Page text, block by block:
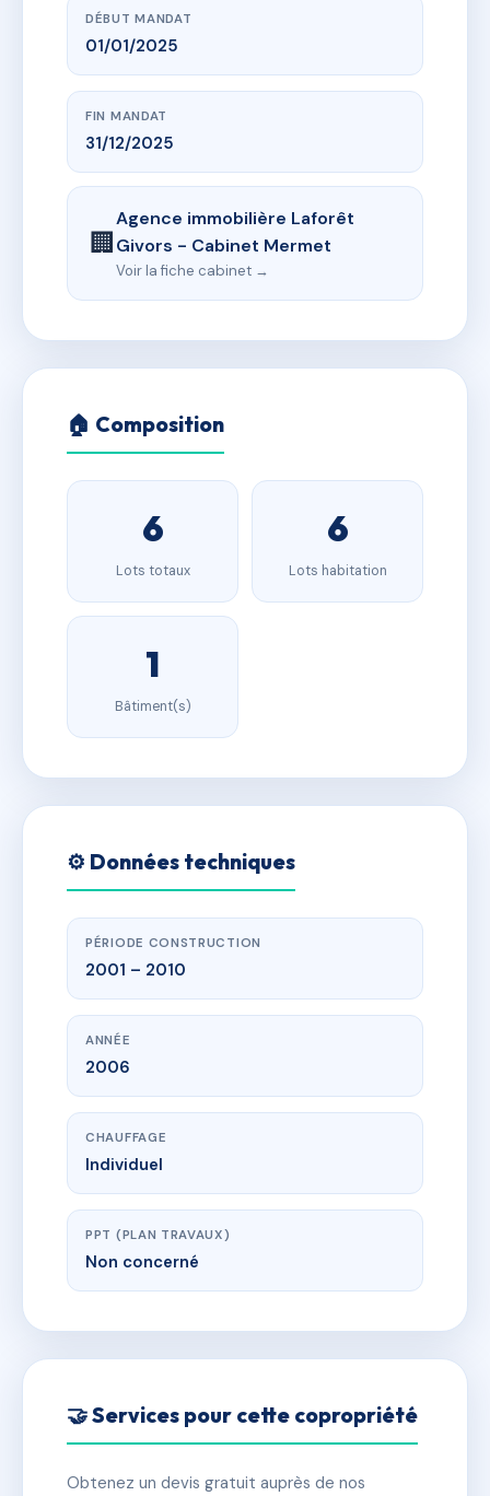
DÉBUT MANDAT
01/01/2025
FIN MANDAT
31/12/2025
🏢
Agence immobilière Laforêt
Givors - Cabinet Mermet
Voir la fiche cabinet →
🏠 Composition
6
Lots totaux
6
Lots habitation
1
Bâtiment(s)
⚙️ Données techniques
PÉRIODE CONSTRUCTION
2001 – 2010
ANNÉE
2006
CHAUFFAGE
Individuel
PPT (PLAN TRAVAUX)
Non concerné
🤝 Services pour cette copropriété
Obtenez un devis gratuit auprès de nos